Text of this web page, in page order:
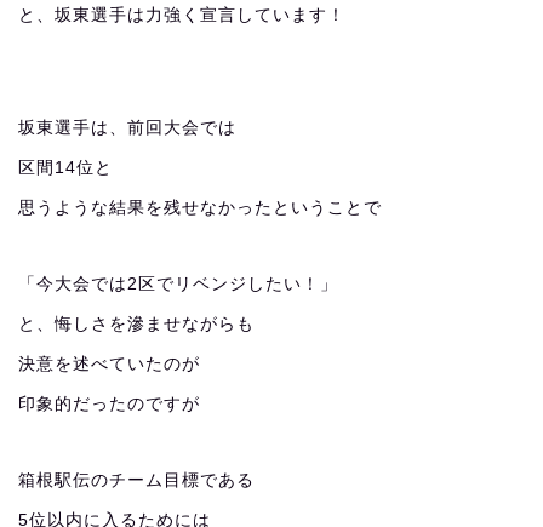
と、坂東選手は力強く宣言しています！
坂東選手は、前回大会では
区間14位と
思うような結果を残せなかったということで
「今大会では2区でリベンジしたい！」
と、悔しさを滲ませながらも
決意を述べていたのが
印象的だったのですが
箱根駅伝のチーム目標である
5位以内に入るためには